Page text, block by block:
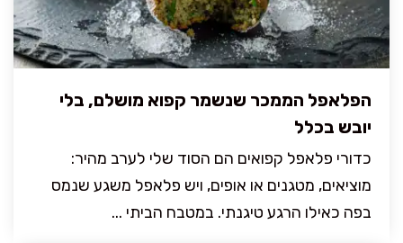
הפלאפל הממכר שנשמר קפוא מושלם, בלי
יובש בכלל
כדורי פלאפל קפואים הם הסוד שלי לערב מהיר:
מוציאים, מטגנים או אופים, ויש פלאפל משגע שנמס
בפה כאילו הרגע טיגנתי. במטבח הביתי ...